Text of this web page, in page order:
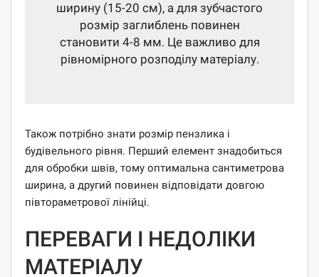
ширину (15-20 см), а для зубчастого
розмір заглиблень повинен
становити 4-8 мм. Це важливо для
рівномірного розподілу матеріалу.
Також потрібно знати розмір пензлика і
будівельного рівня. Перший елемент знадобиться
для обробки швів, тому оптимальна сантиметрова
ширина, а другий повинен відповідати довгою
півтораметрової лінійці.
ПЕРЕВАГИ І НЕДОЛІКИ
МАТЕРІАЛУ